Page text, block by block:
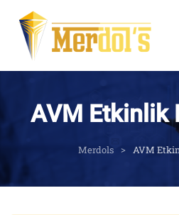
AVM Etkinlik
Merdols AVM